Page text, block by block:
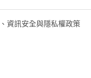
資訊安全與隱私權政策